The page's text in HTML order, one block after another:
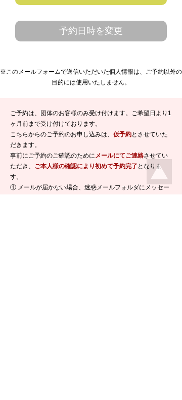
予約日時を変更
※このメールフォームで送信いただいた個人情報は、ご予約以外の
目的には使用いたしません。
ご予約は、団体のお客様のみ受け付けます。ご希望日より1
ヶ月前まで受け付けております。
こちらからのご予約のお申し込みは、 仮予約とさせていた
だきます。
事前にご予約のご確認のためにメールにてご連絡させてい
ただき、 ご本人様の確認により初めて予約完了 となりま
す。
① メールが届かない場合、迷惑メールフォルダにメッセー